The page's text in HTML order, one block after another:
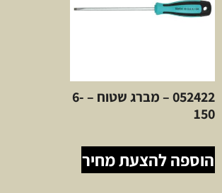
052422 – מברג שטוח – 6-
150
הוספה להצעת מחיר